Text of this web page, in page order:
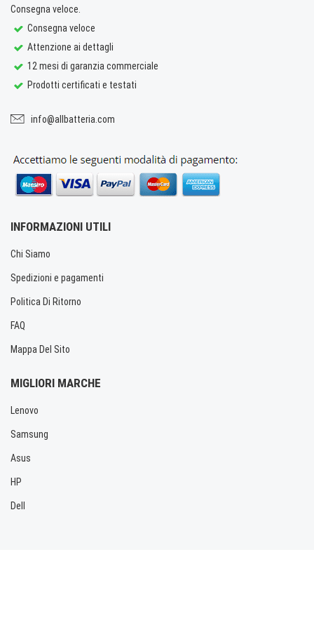
Consegna veloce.
Consegna veloce
Attenzione ai dettagli
12 mesi di garanzia commerciale
Prodotti certificati e testati
info@allbatteria.com
INFORMAZIONI UTILI
Chi Siamo
Spedizioni e pagamenti
Politica Di Ritorno
FAQ
Mappa Del Sito
MIGLIORI MARCHE
Lenovo
Samsung
Asus
HP
Dell